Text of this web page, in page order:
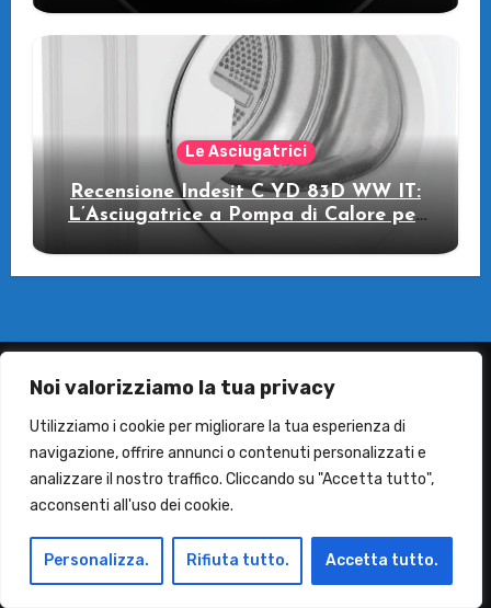
Noi valorizziamo la tua privacy
Utilizziamo i cookie per migliorare la tua esperienza di
navigazione, offrire annunci o contenuti personalizzati e
analizzare il nostro traffico. Cliccando su "Accetta tutto",
acconsenti all'uso dei cookie.
Personalizza. Rifiuta tutto. Accetta tutto.
Le Asciugatrici
Recensione Indesit C YD 83D WW IT:
L’Asciugatrice a Pompa di Calore per
il Tuo Benessere
Contatti